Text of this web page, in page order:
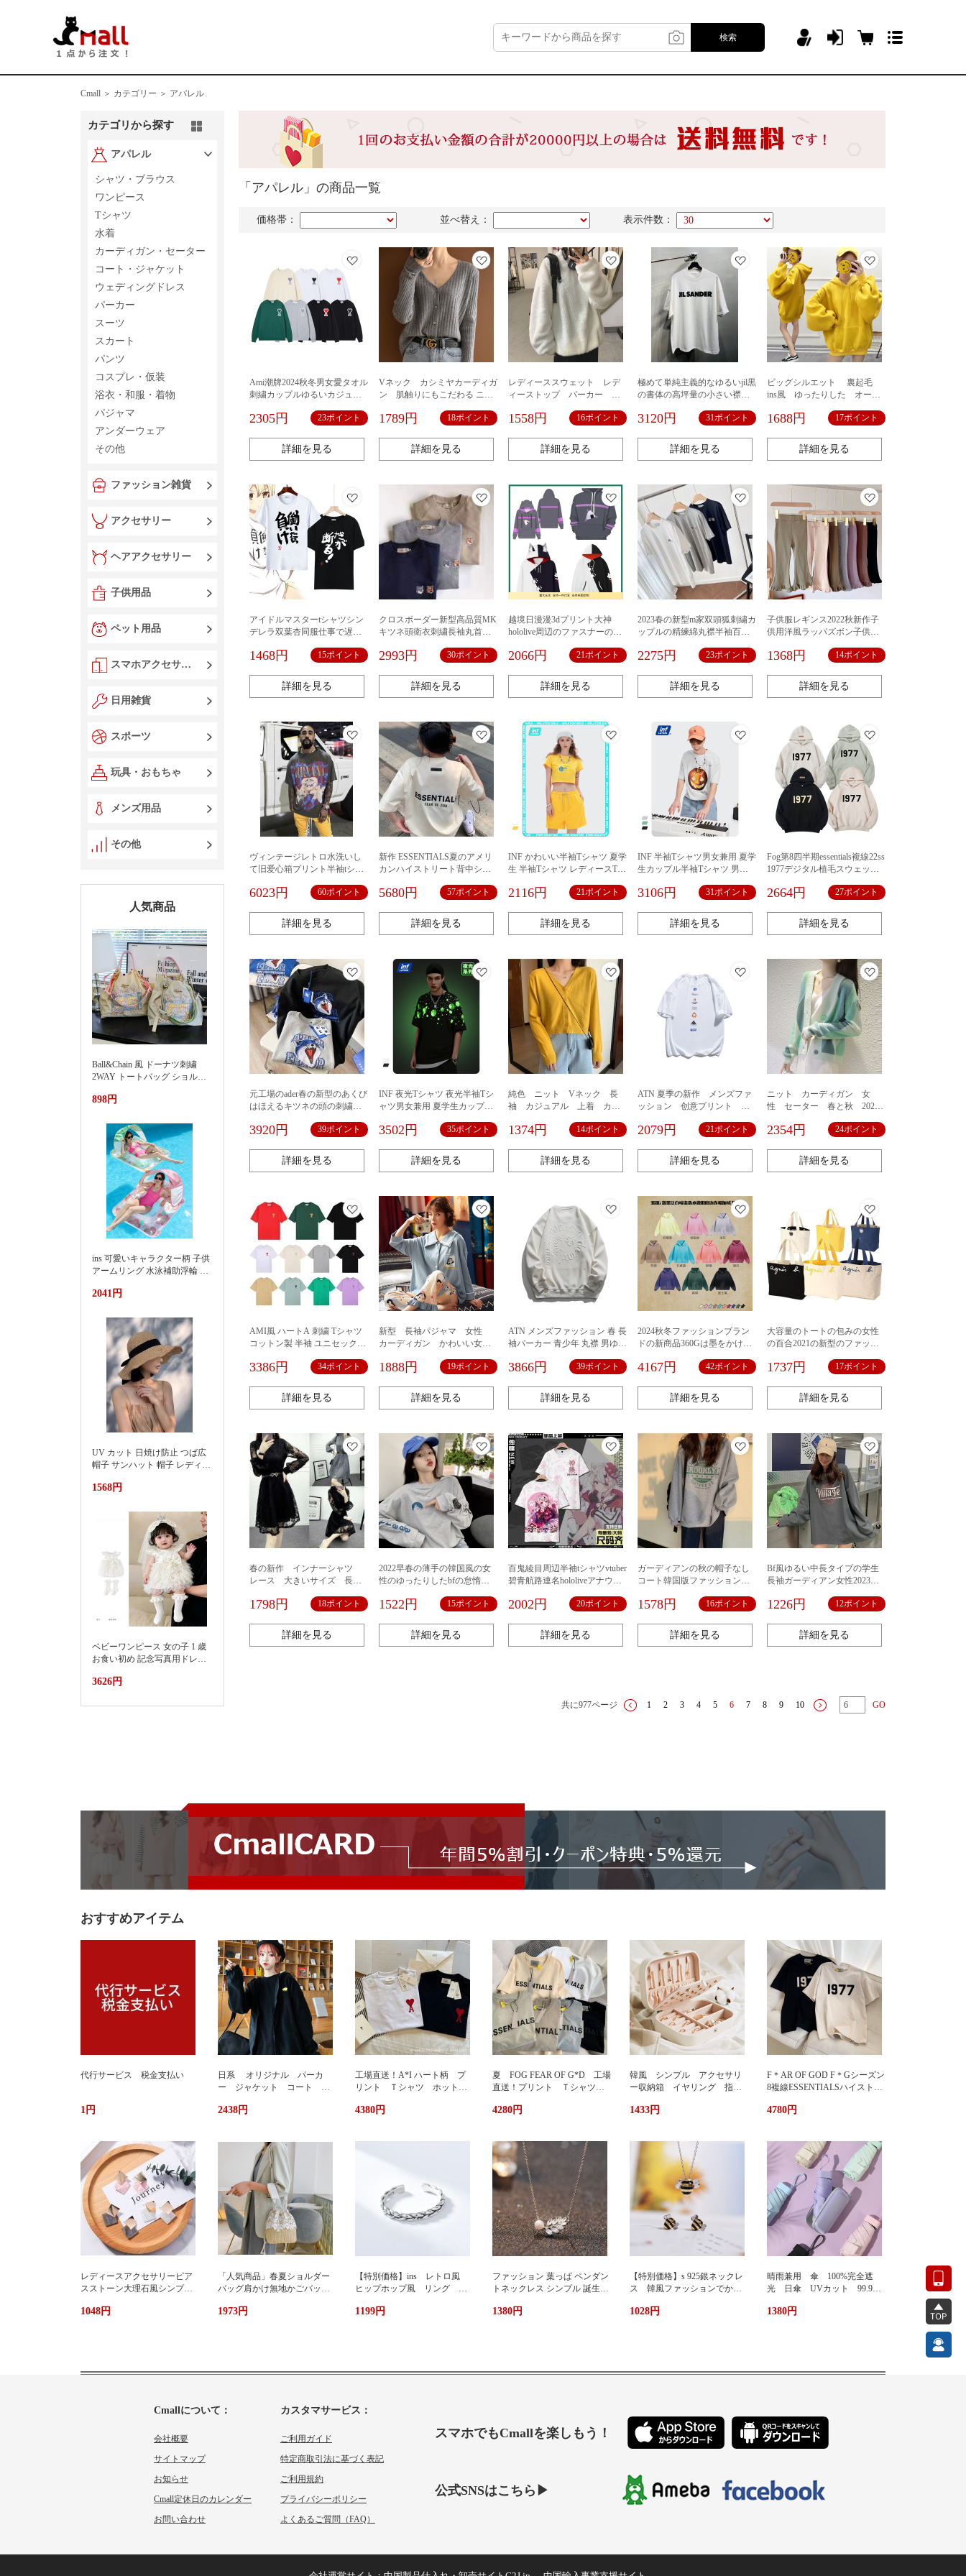
検索
Cmall ＞ カテゴリー ＞ アパレル
カテゴリから探す
アパレル
シャツ・ブラウス
ワンピース
Tシャツ
水着
カーディガン・セーター
コート・ジャケット
ウェディングドレス
パーカー
スーツ
スカート
パンツ
コスプレ・仮装
浴衣・和服・着物
パジャマ
アンダーウェア
その他
ファッション雑貨
アクセサリー
ヘアアクセサリー
子供用品
ペット用品
スマホアクセサリー
日用雑貨
スポーツ
玩具・おもちゃ
メンズ用品
その他
人気商品
Ball&Chain 風 ドーナツ刺繍
2WAY トートバッグ ショルダ
ッグ 大容量通勤カバン夏季新
搭通勤小众大容量单肩购物袋
898円
ins 可愛いキャラクター柄 子供
アームリング 水泳補助浮輪 プ
池遮阳蓬浮床充气浮排男女水
2041円
UV カット 日焼け防止 つば広
帽子 サンハット 帽子 レディー
好看防晒显脸小沙滩海边防紫
1568円
ベビーワンピース 女の子 1 歳
お食い初め 記念写真用ドレス
周礼服裙子婴儿夏装连衣裙蛋
3626円
「アパレル」の商品一覧
価格帯： 並べ替え： 表示件数：
Ami潮牌2024秋冬男女愛タオル
刺繍カップルゆるいカジュア
2305円 23ポイント
詳細を見る
Vネック カシミヤカーディガ
ン 肌触りにもこだわる ニッ
ス トップス セーター 長袖 秋
わ ゆったり
1789円 18ポイント
詳細を見る
レディーススウェット レデ
ィーストップ パーカー コ
ト 厚手 ふわふわ 暖か
ァッション おしゃれ トレ
1558円 16ポイント
詳細を見る
極めて単純主義的なゆるいjil黒
の書体の高坪量の小さい襟元
男女は同じです。
3120円 31ポイント
詳細を見る
ビッグシルエット 裏起毛
ins風 ゆったりした オーバ
いい 無地パーカー シンプ
1688円 17ポイント
詳細を見る
アイドルマスターtシャツシン
デレラ双葉杏同服仕事で遅刻
1468円 15ポイント
詳細を見る
クロスボーダー新型高品質MK
キツネ頭衛衣刺繍長袖丸首綿t
ムシャツ
2993円 30ポイント
詳細を見る
越境日漫漫3dプリント大神
hololive周辺のファスナーの衛
のシャツ
2066円 21ポイント
詳細を見る
2023春の新型m家双頭狐刺繍カ
ップルの精練綿丸襟半袖百合
2275円 23ポイント
詳細を見る
子供服レギンス2022秋新作子
供用洋風ラッパズボン子供用
レトロなオールインワンパン
1368円 14ポイント
詳細を見る
ヴィンテージレトロ水洗いし
て旧爱心箱プリント半袖tシャ
たり男女tee
6023円 60ポイント
詳細を見る
新作 ESSENTIALS夏のアメリ
カンハイストリート背中シリ
たり男女カップルTシャツ
5680円 57ポイント
詳細を見る
INF かわいい半袖Tシャツ 夏学
生 半袖Tシャツ レディースTシ
り Tシャツ 夏服
2116円 21ポイント
詳細を見る
INF 半袖Tシャツ男女兼用 夏学
生カップル半袖Tシャツ 男女
ゆったり カップルTシャツ 夏
3106円 31ポイント
詳細を見る
Fog第8四半期essentials複線22ss
1977デジタル植毛スウェット
2664円 27ポイント
詳細を見る
元工場のader春の新型のあくび
はほえるキツネの頭の刺繍の
たりしているカップルの長袖
3920円 39ポイント
詳細を見る
INF 夜光Tシャツ 夜光半袖Tシ
ャツ男女兼用 夏学生カップル
シャツ ゆったり カップルＴシ
3502円 35ポイント
詳細を見る
純色 ニット Vネック 長
袖 カジュアル 上着 カー
トン セーター Vネック 長
1374円 14ポイント
詳細を見る
ATN 夏季の新作 メンズファ
ッション 创意プリント 半
ジュアル半袖Tシャツ男 男女
2079円 21ポイント
詳細を見る
ニット カーディガン 女
性 セーター 春と秋 2021
ョン ジャケット オーディ
2354円 24ポイント
詳細を見る
AMI風 ハートA 刺繍 Tシャツ
コットン製 半袖 ユニセックス
使い オールシーズン 多色選択
3386円 34ポイント
詳細を見る
新型 長袖パジャマ 女性
カーディガン かわいい女
1888円 19ポイント
詳細を見る
ATN メンズファッション 春 長
袖パーカー 青少年 丸襟 男ゆっ
3866円 39ポイント
詳細を見る
2024秋冬ファッションブラン
ドの新商品360Gは墨をかけて
きをします。
4167円 42ポイント
詳細を見る
大容量のトートの包みの女性
の百合2021の新型のファッシ
の肩の斜めのショルダーのズ
1737円 17ポイント
詳細を見る
春の新作 インナーシャツ
レース 大きいサイズ 長袖
1798円 18ポイント
詳細を見る
2022早春の薄手の韓国風の女
性のゆったりしたbfの怠惰な
insに似合います。
1522円 15ポイント
詳細を見る
百鬼綾目周辺半袖tシャツvtuber
碧青航路連名hololiveアナウン
2002円 20ポイント
詳細を見る
ガーディアンの秋の帽子なし
コート韓国版ファッション学
ー
1578円 16ポイント
詳細を見る
Bf風ゆるい中長タイプの学生
長袖ガーディアン女性2023春
1226円 12ポイント
詳細を見る
1 2 3 4 5 6 7 8 9 10
共に977ページ GO
おすすめアイテム
代行サービス 税金支払い
1円
日系 オリジナル パーカ
ー ジャケット コート 暖
ス ユニセックス 男女兼用
2438円
工場直送！A*I ハート柄 プ
リント Ｔシャツ ホットプ
ニセックス おしゃれ スト
4380円
夏 FOG FEAR OF G*D 工場
直送！プリント Ｔシャツ
兼用 ユニセックス おしゃ
4280円
韓風 シンプル アクセサリ
ー収納箱 イヤリング 指
ックス ジュエリーケース ジ
い 小物入れ イアリン
グ ピアス 首飾り アクセ
サリー ケース
1433円
F＊AR OF GOD F＊Gシーズン
8複線ESSENTIALSハイストリ
ツカップル半袖
4780円
レディースアクセサリーピア
スストーン大理石風シンプル
1048円
「人気商品」春夏ショルダー
バッグ肩かけ無地かごバッグ
1973円
【特別価格】ins レトロ風
ヒップホップ風 リング シ
ン 個性 s 925純銀 オーダ
1199円
ファッション 葉っぱ ペンダン
トネックレス シンプル 誕生日
レディースファッション 新作
1380円
【特別価格】s 925銀ネックレ
ス 韓風ファッションでかわ
1028円
晴雨兼用 傘 100%完全遮
光 日傘 UVカット 99.9%
み傘 遮光 遮熱 撥水 耐
1380円
Cmallについて：
会社概要
サイトマップ
お知らせ
Cmall定休日のカレンダー
お問い合わせ
カスタマサービス：
ご利用ガイド
特定商取引法に基づく表記
ご利用規約
プライバシーポリシー
よくあるご質問（FAQ）
スマホでもCmallを楽しもう！
公式SNSはこちら▶